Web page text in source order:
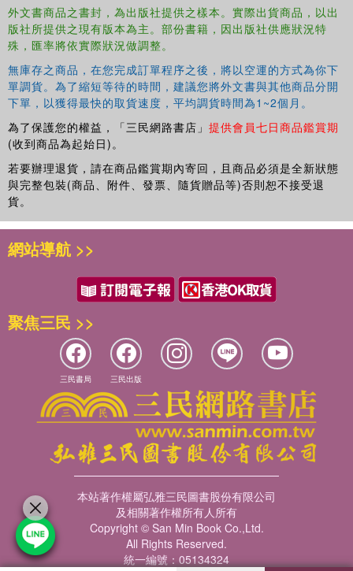
外文書商品之書封，為出版社提供之樣本。實際出貨商品，以出
版社所提供之現有版本為主。部份書籍，因出版社供應狀況特
殊，匯率將依實際狀況做調整。
無庫存之商品，在您完成訂單程序之後，將以空運的方式為你下
單調貨。為了縮短等待的時間，建議您將外文書與其他商品分開
下單，以獲得最快的取貨速度，平均調貨時間為1~2個月。
為了保護您的權益，「三民網路書店」 提供會員七日商品鑑賞期
(收到商品為起始日)。
若要辦理退貨，請在商品鑑賞期內寄回，且商品必須是全新狀態
與完整包裝(商品、附件、發票、隨貨贈品等)否則恕不接受退
貨。
網站導航 >>
聚焦三民 >>
三民書局 三民出版
本站著作權屬弘雅三民圖書股份有限公司
及相關著作權所有人所有
Copyright © San Min Book Co.,Ltd.
All Rights Reserved.
統一編號：05134324